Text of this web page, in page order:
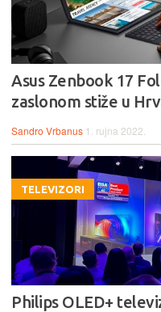
Asus Zenbook 17
zaslonom stiže u
Sandro Vrbanus 1. rujna 2022.
TELEVIZORI
Philips OLED+